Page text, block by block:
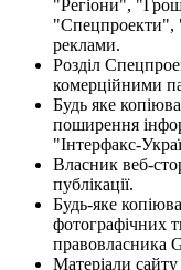
"Регіони",
"Спецпроекти",
реклами.
Розділ
комерційними
Будь яке
поширення
"Інтерфакс-
Власник веб-
публікації.
Будь-яке
фотографічних
правовласника
Матеріали